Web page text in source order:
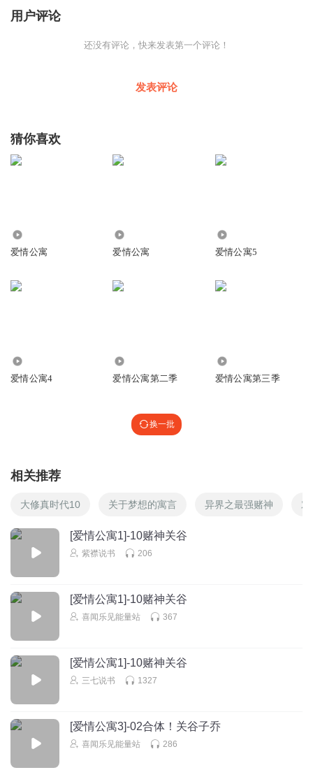
用户评论
还没有评论，快来发表第一个评论！
发表评论
猜你喜欢
爱情公寓 爱情公寓 爱情公寓5
爱情公寓4 爱情公寓第二季 爱情公寓第三季
换一批
相关推荐
大修真时代10 关于梦想的寓言 异界之最强赌神
[爱情公寓1]-10赌神关谷
紫襟说书 206
[爱情公寓1]-10赌神关谷
喜闻乐见能量站 367
[爱情公寓1]-10赌神关谷
三七说书 1327
[爱情公寓3]-02合体！关谷子乔
喜闻乐见能量站 286